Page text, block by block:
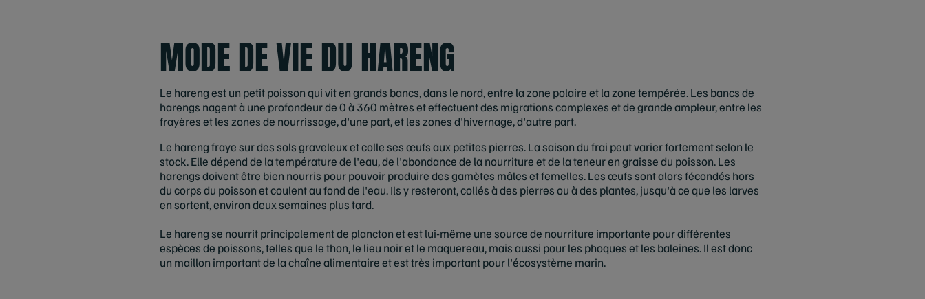
MODE DE VIE DU HARENG
Le hareng est un petit poisson qui vit en grands bancs, dans le nord, entre la zone polaire et la zone tempérée. Les bancs de
harengs nagent à une profondeur de 0 à 360 mètres et effectuent des migrations complexes et de grande ampleur, entre les
frayères et les zones de nourrissage, d'une part, et les zones d'hivernage, d'autre part.
Le hareng fraye sur des sols graveleux et colle ses œufs aux petites pierres. La saison du frai peut varier fortement selon le
stock. Elle dépend de la température de l'eau, de l'abondance de la nourriture et de la teneur en graisse du poisson. Les
harengs doivent être bien nourris pour pouvoir produire des gamètes mâles et femelles. Les œufs sont alors fécondés hors
du corps du poisson et coulent au fond de l'eau. Ils y resteront, collés à des pierres ou à des plantes, jusqu'à ce que les larves
en sortent, environ deux semaines plus tard.
Le hareng se nourrit principalement de plancton et est lui-même une source de nourriture importante pour différentes
espèces de poissons, telles que le thon, le lieu noir et le maquereau, mais aussi pour les phoques et les baleines. Il est donc
un maillon important de la chaîne alimentaire et est très important pour l'écosystème marin.